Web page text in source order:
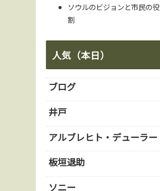
ソウルのビジョンと市民の役
割
人気（本日）
ブログ
井戸
アルブレヒト・デューラー
板垣退助
ソニー